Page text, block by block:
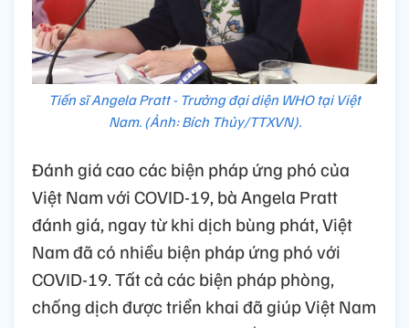
Tiến sĩ Angela Pratt - Trưởng đại diện WHO tại Việt
Nam. (Ảnh: Bích Thủy/TTXVN).
Đánh giá cao các biện pháp ứng phó của
Việt Nam với COVID-19, bà Angela Pratt
đánh giá, ngay từ khi dịch bùng phát, Việt
Nam đã có nhiều biện pháp ứng phó với
COVID-19. Tất cả các biện pháp phòng,
chống dịch được triển khai đã giúp Việt Nam